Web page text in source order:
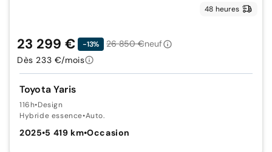
48 heures
Toyota Yaris
116h•Design
Hybride essence•Auto.
2025•5 419 km•Occasion
23 299 € -13% 26 850 €neuf
Dès 233 €/mois